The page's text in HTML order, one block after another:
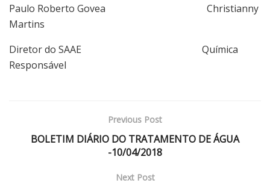
Paulo Roberto Govea Christianny
Martins
Diretor do SAAE Química
Responsável
Previous Post
BOLETIM DIÁRIO DO TRATAMENTO DE ÁGUA
-10/04/2018
Next Post